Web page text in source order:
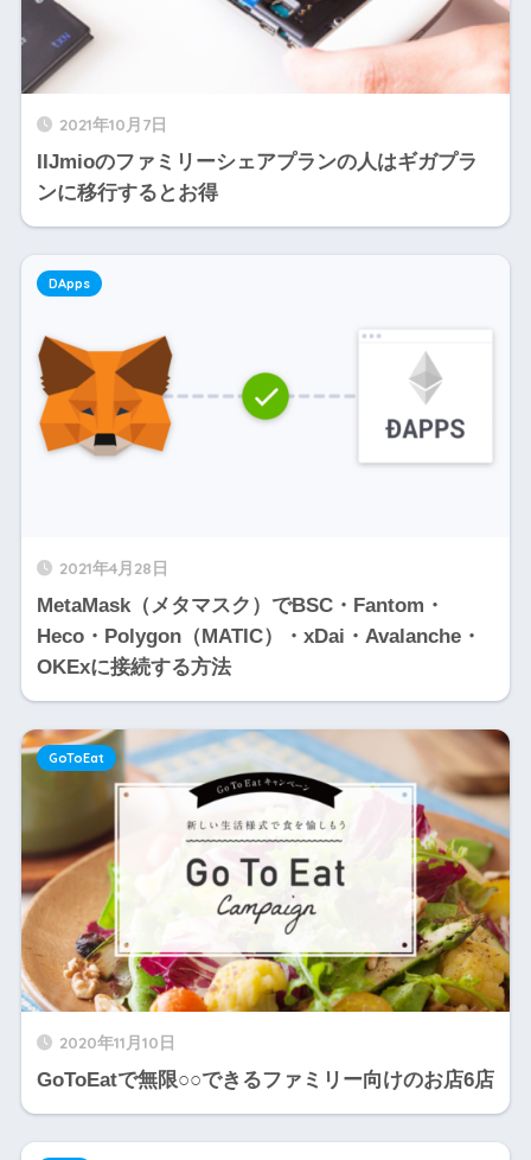
2021年10月7日
IIJmioのファミリーシェアプランの人はギガプラ
ンに移行するとお得
2021年4月28日
MetaMask（メタマスク）でBSC・Fantom・
Heco・Polygon（MATIC）・xDai・Avalanche・
OKExに接続する方法
DApps
2020年11月10日
GoToEatで無限○○できるファミリー向けのお店6店
GoToEat